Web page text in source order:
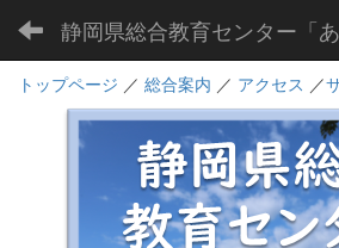
トップページ ／ 総合案内 ／ アクセス ／